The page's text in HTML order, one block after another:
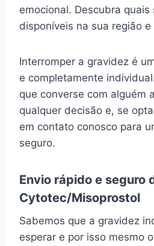
emocional. Descubra
disponíveis na sua região
Interromper a gravidez é
e completamente
que converse com alguém
qualquer decisão e, se
em contato conosco para
seguro.
Envio rápido e seguro
Cytotec/Misoprostol
Sabemos que a gravidez
esperar e por isso mesmo